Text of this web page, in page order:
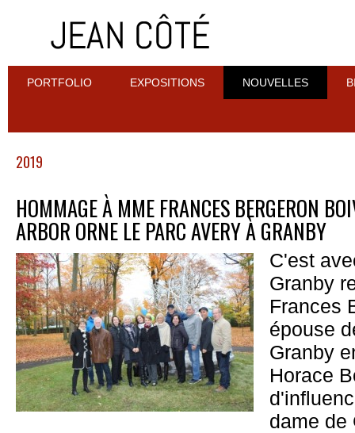
PORTFOLIO EXPOSITIONS NOUVELLES
2019
HOMMAGE À MME FRANCES BERGERON
ARBOR ORNE LE PARC AVERY À GRANBY
C'est
Granby
Frances
épouse
Granby
Horace
dame de